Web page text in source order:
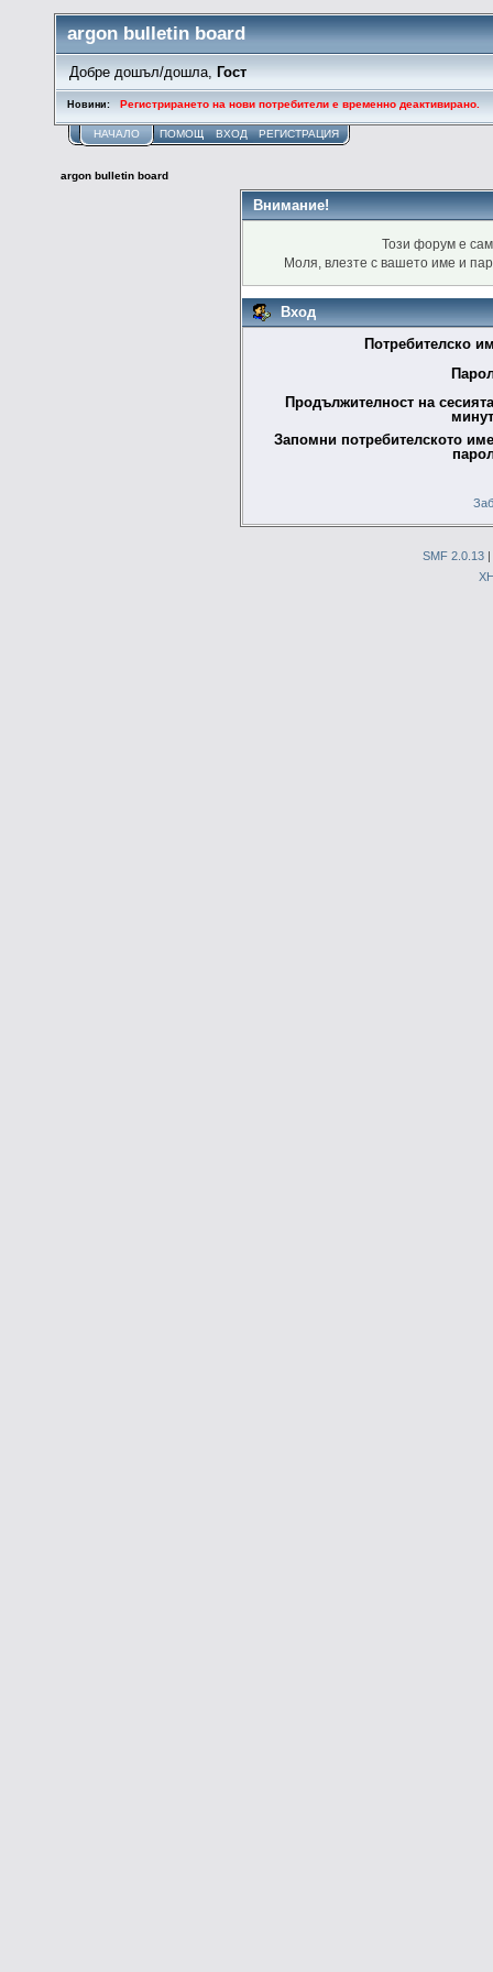
argon bulletin board
Добре дошъл/дошла, Гост
Новини: Регистрирането на нови потребители е временно деактивирано.
НАЧАЛО ПОМОЩ ВХОД РЕГИСТРАЦИЯ
argon bulletin board
Внимание!
Този форум е
Моля, влезте с вашето име и
Вход
Потребителско
Продължителност на
Запомни потребителското
SMF 2.0.13|